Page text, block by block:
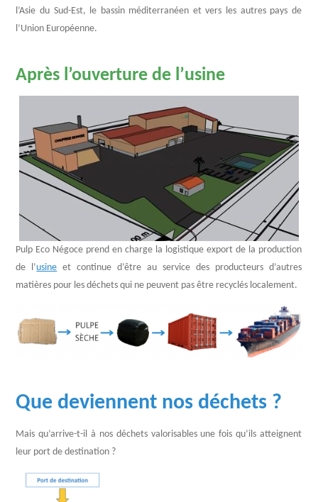
l’Asie du Sud-Est, le bassin méditerranéen et vers les autres pays de
l’Union Européenne.
Après l’ouverture de l’usine
Pulp Eco Négoce prend en charge la logistique export de la production
de l’usine et continue d’être au service des producteurs d’autres
matières pour les déchets qui ne peuvent pas être recyclés localement.
Que deviennent nos déchets ?
Mais qu’arrive-t-il à nos déchets valorisables une fois qu’ils atteignent
leur port de destination ?